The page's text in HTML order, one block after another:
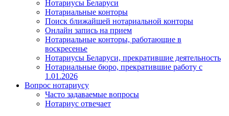
Нотариусы Беларуси
Нотариальные конторы
Поиск ближайшей нотариальной конторы
Онлайн запись на прием
Нотариальные конторы, работающие в
воскресенье
Нотариусы Беларуси, прекратившие деятельность
Нотариальные бюро, прекратившие работу с
1.01.2026
Вопрос нотариусу
Часто задаваемые вопросы
Нотариус отвечает